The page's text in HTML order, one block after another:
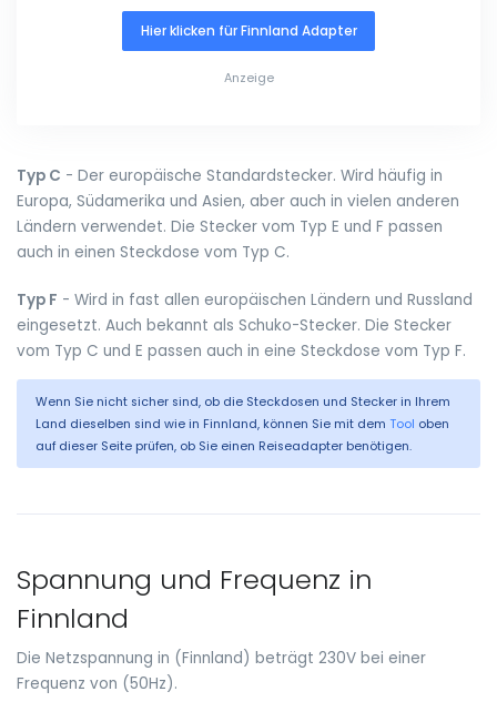
Hier klicken für Finnland Adapter
Anzeige
Typ C - Der europäische Standardstecker. Wird häufig in
Europa, Südamerika und Asien, aber auch in vielen anderen
Ländern verwendet. Die Stecker vom Typ E und F passen
auch in einen Steckdose vom Typ C.
Typ F - Wird in fast allen europäischen Ländern und Russland
eingesetzt. Auch bekannt als Schuko-Stecker. Die Stecker
vom Typ C und E passen auch in eine Steckdose vom Typ F.
Wenn Sie nicht sicher sind, ob die Steckdosen und Stecker in Ihrem
Land dieselben sind wie in Finnland, können Sie mit dem Tool oben
auf dieser Seite prüfen, ob Sie einen Reiseadapter benötigen.
Spannung und Frequenz in
Finnland
Die Netzspannung in (Finnland) beträgt 230V bei einer
Frequenz von (50Hz).